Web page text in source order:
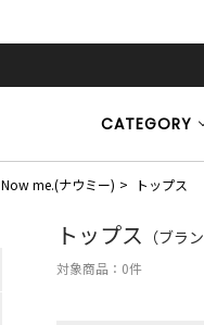
CATEGORY
Now me.(ナウミー) トップス
トップス （ブラ
対象商品： 0件